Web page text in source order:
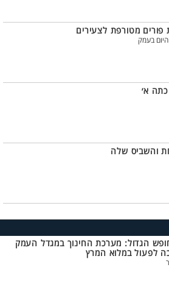
פורים מטורפת לצעירים
בעמק
א׳
והשביס שלה
הגדול: מערכת החינוך במגדל העמק
לפעול במלוא המרץ